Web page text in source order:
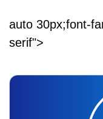
auto 30px;font-
serif">